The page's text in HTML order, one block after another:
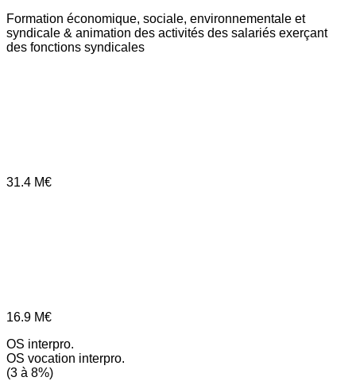
Formation économique, sociale, environnementale et
syndicale & animation des activités des salariés exerçant
des fonctions syndicales
31.4 M€
16.9 M€
OS interpro.
OS vocation interpro.
(3 à 8%)